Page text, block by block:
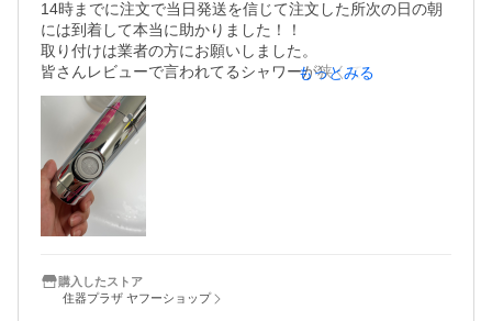
14時までに注文で当日発送を信じて注文した所次の日の朝
には到着して本当に助かりました！！
取り付けは業者の方にお願いしました。
皆さんレビューで言われてるシャワーが狭くて勢いが良す
ぎて洗い物の際に水が飛び散ると言うのを1番心配してたの
ですが、うちは大丈夫でした。
確かにもう少しシャワーの範囲が広かったら言う事無しな
のですが。
リクシルやサンエイと迷いましたがこちらに決めて今のと
ころ後悔は無いです。
もっとみる
購入したストア
住器プラザ ヤフーショップ